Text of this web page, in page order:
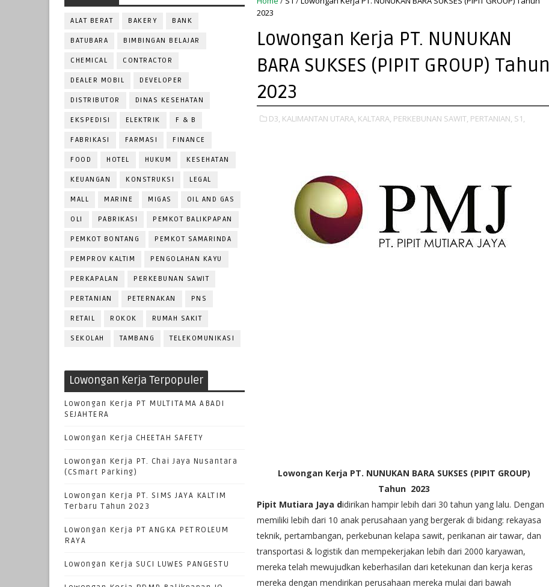
ALAT BERAT BAKERY BANK
BATUBARA BIMBINGAN BELAJAR
CHEMICAL CONTRACTOR
DEALER MOBIL DEVELOPER
DISTRIBUTOR DINAS KESEHATAN
EKSPEDISI ELEKTRIK F & B
FABRIKASI FARMASI FINANCE
FOOD HOTEL HUKUM KESEHATAN
KEUANGAN KONSTRUKSI LEGAL
MALL MARINE MIGAS OIL AND GAS
OLI PABRIKASI PEMKOT BALIKPAPAN
PEMKOT BONTANG PEMKOT SAMARINDA
PEMPROV KALTIM PENGOLAHAN KAYU
PERKAPALAN PERKEBUNAN SAWIT
PERTANIAN PETERNAKAN PNS
RETAIL ROKOK RUMAH SAKIT
SEKOLAH TAMBANG TELEKOMUNIKASI
Lowongan Kerja Terpopuler
Lowongan Kerja PT MULTITAMA ABADI
SEJAHTERA
Lowongan Kerja CHEETAH SAFETY
Lowongan Kerja PT. Chai Jaya Nusantara
(CSmart Parking)
Lowongan Kerja PT. SIMS JAYA KALTIM
Terbaru Tahun 2023
Lowongan Kerja PT ANGKA PETROLEUM
RAYA
Lowongan Kerja SUCI LUWES PANGESTU
2023
Lowongan Kerja PT. NUNUKAN
BARA SUKSES (PIPIT GROUP) Tahun
2023
D3, KALIMANTAN UTARA, KALTARA, PERKEBUNAN SAWIT, PERTANIAN, S1,
Lowongan Kerja PT. NUNUKAN BARA SUKSES (PIPIT GROUP)
Tahun 2023
Pipit Mutiara Jaya didirikan hampir lebih dari 30 tahun yang lalu. Dengan
memiliki lebih dari 10 anak perusahaan yang bergerak di bidang: rekayasa
teknik, pertambangan, perkebunan kelapa sawit, perikanan air tawar, dan
transportasi & logistik dan mempekerjakan lebih dari 2000 karyawan,
mereka telah mewujudkan keberhasilan dari ketekunan dan kerja keras
mereka dengan mendirikan perusahaan mereka mulai dari bawah